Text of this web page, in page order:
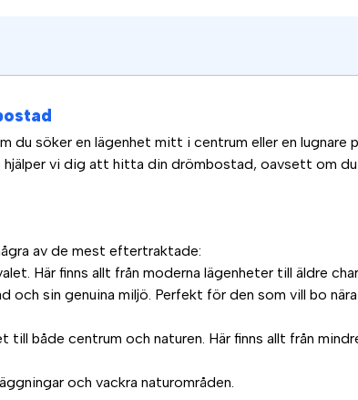
du söker en lägenhet mitt i centrum eller en lugnare
vi dig att hitta din drömbostad, oavsett om du
av de mest eftertraktade:
Här finns allt från moderna lägenheter till äldre
sin genuina miljö. Perfekt för den som vill bo
både centrum och naturen. Här finns allt från
och vackra naturområden.